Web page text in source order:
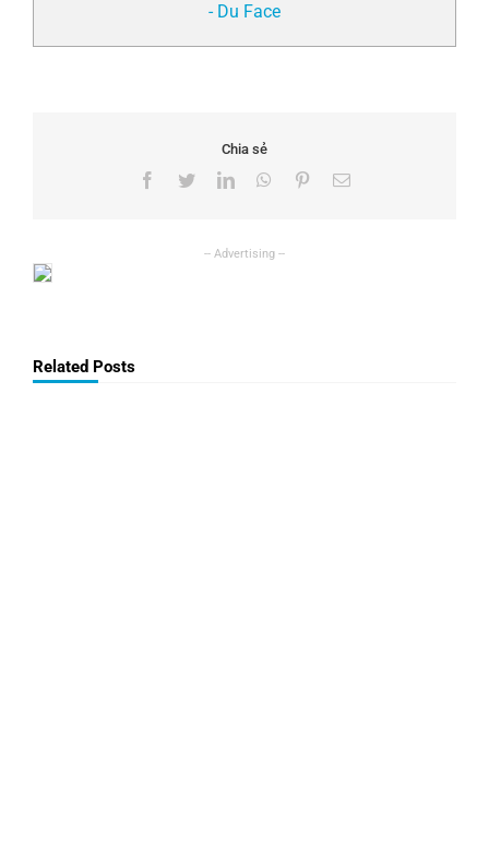
- Du Face
Chia sẻ
Facebook
TwitterLinkedInWhatsApp
PinterestEmail
Related Posts